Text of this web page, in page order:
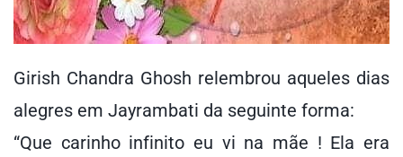
Girish Chandra Ghosh relembrou aqueles dias
alegres em Jayrambati da seguinte forma:
“Que carinho infinito eu vi na mãe ! Ela era